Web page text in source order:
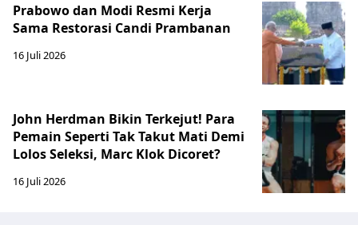
Prabowo dan Modi Resmi Kerja
Sama Restorasi Candi Prambanan
16 Juli 2026
John Herdman Bikin Terkejut! Para
Pemain Seperti Tak Takut Mati Demi
Lolos Seleksi, Marc Klok Dicoret?
16 Juli 2026